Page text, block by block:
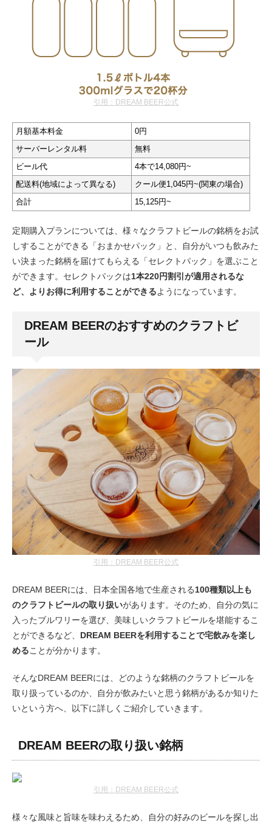
引用：DREAM BEER公式
月額基本料金
0円
サーバーレンタル料
無料
ビール代
4本で14,080円~
配送料(地域によって異なる)
クール便1,045円~(関東の場合)
合計
15,125円~
定期購入プランについては、様々なクラフトビールの銘柄をお試
しすることができる「おまかせパック」と、自分がいつも飲みた
い決まった銘柄を届けてもらえる「セレクトパック」を選ぶこと
ができます。セレクトパックは1本220円割引が適用されるな
ど、よりお得に利用することができるようになっています。
DREAM BEERのおすすめのクラフトビ
ール
引用：DREAM BEER公式
DREAM BEERには、日本全国各地で生産される100種類以上も
のクラフトビールの取り扱いがあります。そのため、自分の気に
入ったブルワリーを選び、美味しいクラフトビールを堪能するこ
とができるなど、 DREAM BEERを利用することで宅飲みを楽し
めることが分かります。
そんなDREAM BEERには、どのような銘柄のクラフトビールを
取り扱っているのか、自分が飲みたいと思う銘柄があるか知りた
いという方へ、以下に詳しくご紹介していきます。
DREAM BEERの取り扱い銘柄
引用：DREAM BEER公式
様々な風味と旨味を味わえるため、自分の好みのビールを探し出